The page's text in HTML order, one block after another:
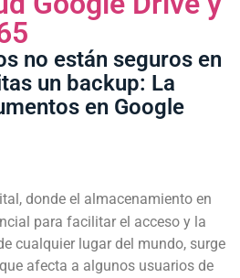
no están seguros en
un backup: La
en Google
donde el almacenamiento en
para facilitar el acceso y la
cualquier lugar del mundo, surge
afecta a algunos usuarios de